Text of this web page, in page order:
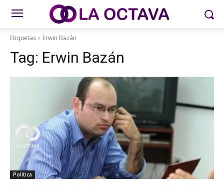
Etiquetas Erwin Bazán
Tag: Erwin Bazán
Política